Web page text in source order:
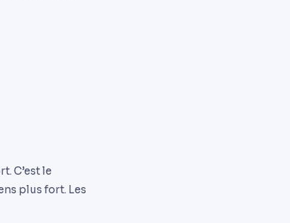
C’est le
plus fort. Les